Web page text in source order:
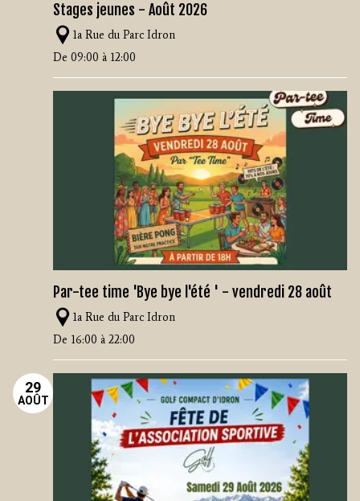
Stages jeunes - Août 2026
1a Rue du Parc Idron
De 09:00 à 12:00
Par-tee time 'Bye bye l'été ' - vendredi 28 août
1a Rue du Parc Idron
De 16:00 à 22:00
29
AOÛT